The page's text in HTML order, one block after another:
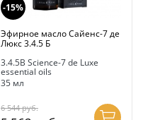
-15%
Эфирное масло Сайенс-7 де
Люкс 3.4.5 Б
3.4.5B Science-7 de Luxe
essential oils
35 мл
6 544руб.